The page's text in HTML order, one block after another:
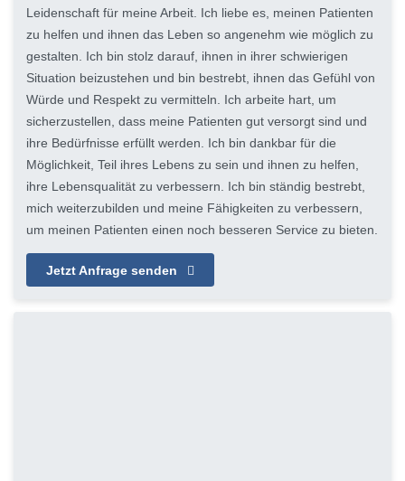
Leidenschaft für meine Arbeit. Ich liebe es, meinen Patienten
zu helfen und ihnen das Leben so angenehm wie möglich zu
gestalten. Ich bin stolz darauf, ihnen in ihrer schwierigen
Situation beizustehen und bin bestrebt, ihnen das Gefühl von
Würde und Respekt zu vermitteln. Ich arbeite hart, um
sicherzustellen, dass meine Patienten gut versorgt sind und
ihre Bedürfnisse erfüllt werden. Ich bin dankbar für die
Möglichkeit, Teil ihres Lebens zu sein und ihnen zu helfen,
ihre Lebensqualität zu verbessern. Ich bin ständig bestrebt,
mich weiterzubilden und meine Fähigkeiten zu verbessern,
um meinen Patienten einen noch besseren Service zu bieten.
Jetzt Anfrage senden